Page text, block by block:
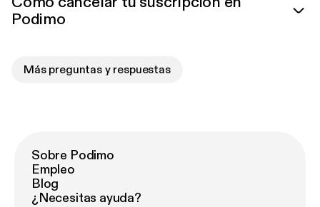
Podimo
Más preguntas y respuestas
Sobre Podimo
Empleo
Blog
¿Necesitas ayuda?